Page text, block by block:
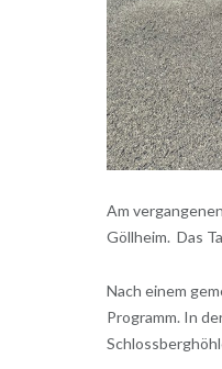
Am
Göllheim. Das
Nach einem
Programm. In